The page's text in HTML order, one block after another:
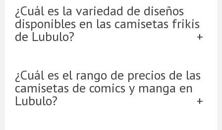
¿Cuál es la variedad de diseños
disponibles en las camisetas frikis
de Lubulo?
¿Cuál es el rango de precios de las
camisetas de comics y manga en
Lubulo?